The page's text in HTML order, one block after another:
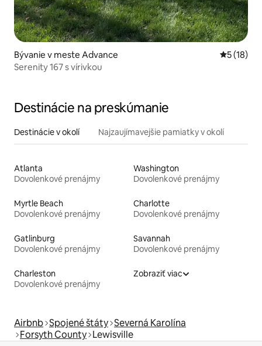
Bývanie v meste Advance
5 (18)
Serenity 167 s vírivkou
Destinácie na preskúmanie
Destinácie v okolí Najzaujímavejšie pamiatky v okolí
Atlanta
Dovolenkové prenájmy
Washington
Dovolenkové prenájmy
Myrtle Beach
Dovolenkové prenájmy
Charlotte
Dovolenkové prenájmy
Gatlinburg
Dovolenkové prenájmy
Savannah
Dovolenkové prenájmy
Charleston
Dovolenkové prenájmy
Zobraziť viac
Airbnb Spojené štáty Severná Karolína
Forsyth County Lewisville